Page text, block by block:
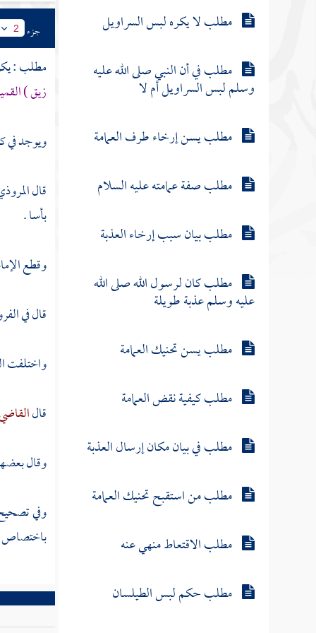
مطلب لا يكره لبس السراويل
مطلب في أن النبي صلى الله عليه
وسلم لبس السراويل أم لا
مطلب يسن إرخاء طرف العمامة
مطلب صفة عمامته عليه السلام
مطلب بيان سبب إرخاء العذبة
مطلب كان لرسول الله صلى الله
عليه وسلم عذبة طويلة
مطلب يسن تحنيك العمامة
مطلب كيفية نقض العمامة
مطلب في بيان مكان إرسال العذبة
مطلب من استقبح تحنيك العمامة
مطلب الاقتعاط منهي عنه
مطلب حكم لبس الطيلسان
جزء 2
مطلب :
زيق )
ويوجد في
قال
بأسا .
وقطع
قال في
واختلفت
قال
وقال
وفي
باختصاص